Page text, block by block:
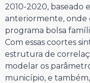
2010-2020, baseado
anteriormente, onde
programa bolsa
Com essas coortes
estrutura de
modelar os
município, e também,